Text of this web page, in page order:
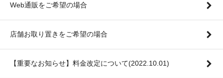
Web通販をご希望の場合
店舗お取り置きをご希望の場合
【重要なお知らせ】料金改定について(2022.10.01)